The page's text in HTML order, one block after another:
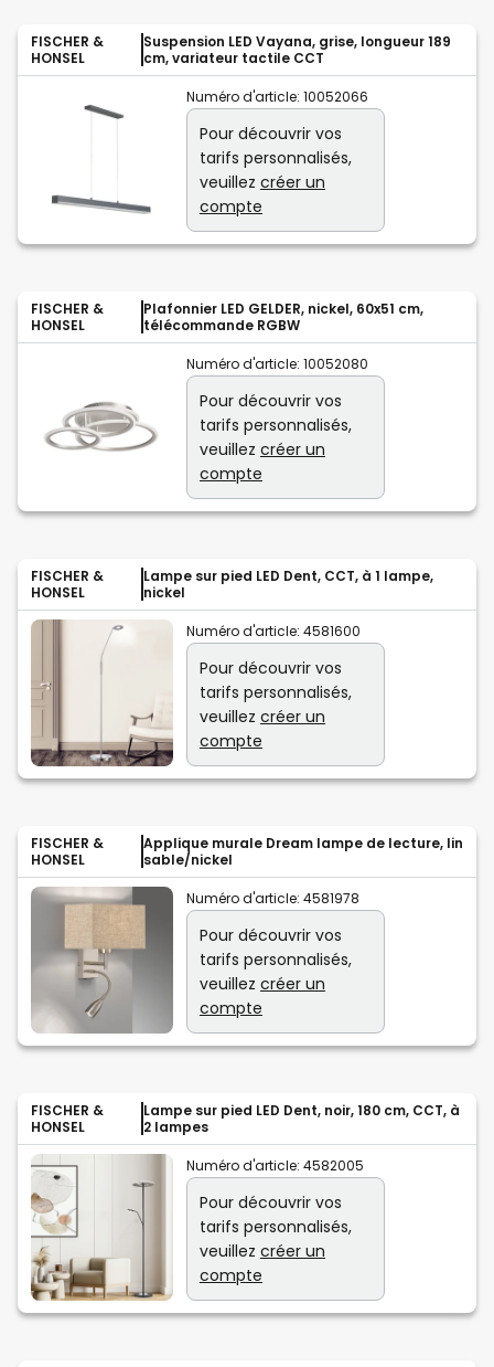
FISCHER &
HONSEL
Suspension LED Vayana, grise, longueur 189
cm, variateur tactile CCT
Numéro d'article: 10052066
Pour découvrir vos
tarifs personnalisés,
veuillez créer un
compte
FISCHER &
HONSEL
Plafonnier LED GELDER, nickel, 60x51 cm,
télécommande RGBW
Numéro d'article: 10052080
Pour découvrir vos
tarifs personnalisés,
veuillez créer un
compte
FISCHER &
HONSEL
Lampe sur pied LED Dent, CCT, à 1 lampe,
nickel
Numéro d'article: 4581600
Pour découvrir vos
tarifs personnalisés,
veuillez créer un
compte
FISCHER &
HONSEL
Applique murale Dream lampe de lecture, lin
sable/nickel
Numéro d'article: 4581978
Pour découvrir vos
tarifs personnalisés,
veuillez créer un
compte
FISCHER &
HONSEL
Lampe sur pied LED Dent, noir, 180 cm, CCT, à
2 lampes
Numéro d'article: 4582005
Pour découvrir vos
tarifs personnalisés,
veuillez créer un
compte